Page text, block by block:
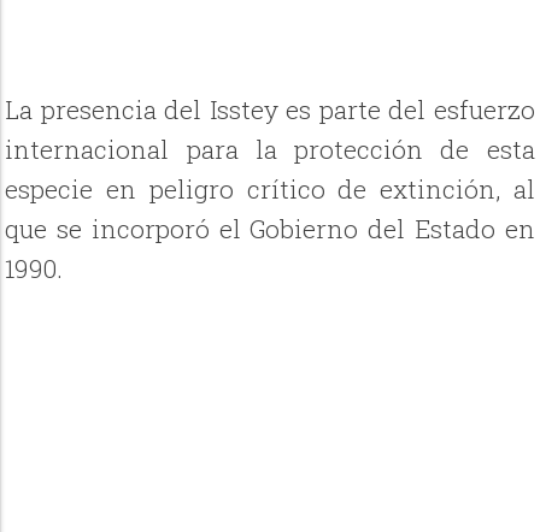
La presencia del Isstey es parte del esfuerzo
internacional para la protección de esta
especie en peligro crítico de extinción, al
que se incorporó el Gobierno del Estado en
1990.